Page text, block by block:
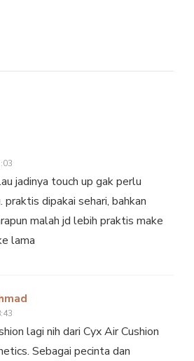
jadinya touch up gak perlu
dipakai sehari, bahkan
malah jd lebih praktis make
lama
lagi nih dari Cyx Air Cushion
Sebagai pecinta dan